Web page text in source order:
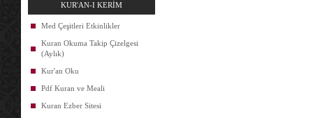
KUR'AN-I KERİM
Med Çeşitleri Etkinlikler
Kuran Okuma Takip Çizelgesi
(Aylık)
Kur'an Oku
Pdf Kuran ve Meali
Kuran Ezber Sitesi